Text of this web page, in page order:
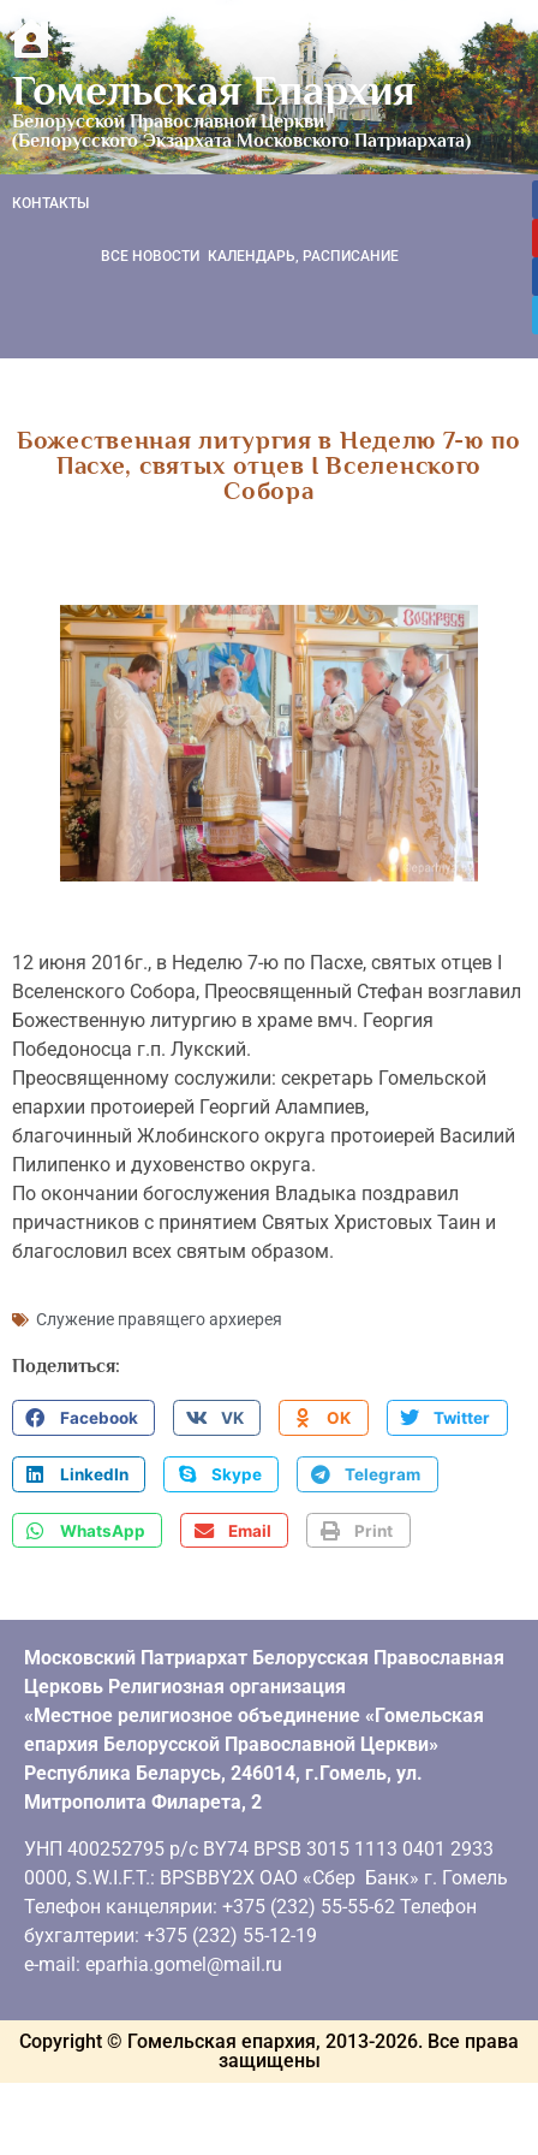
Гомельская Епархия
Белорусской Православной Церкви
(Белорусского Экзархата Московского Патриархата)
КОНТАКТЫ
ВСЕ НОВОСТИ КАЛЕНДАРЬ, РАСПИСАНИЕ
Божественная литургия в Неделю 7-ю по
Пасхе, святых отцев I Вселенского
Собора
12 июня 2016г., в Неделю 7-ю по Пасхе, святых отцев I
Вселенского Собора, Преосвященный Стефан возглавил
Божественную литургию в храме вмч. Георгия
Победоносца г.п. Лукский.
Преосвященному сослужили: секретарь Гомельской
епархии протоиерей Георгий Алампиев,
благочинный Жлобинского округа протоиерей Василий
Пилипенко и духовенство округа.
По окончании богослужения Владыка поздравил
причастников с принятием Святых Христовых Таин и
благословил всех святым образом.
Служение правящего архиерея
Поделиться:
Facebook VK OK Twitter
LinkedIn Skype Telegram
WhatsApp Email Print
Московский Патриархат Белорусская Православная
Церковь Религиозная организация
«Местное религиозное объединение «Гомельская
епархия Белорусской Православной Церкви»
Республика Беларусь, 246014, г.Гомель, ул.
Митрополита Филарета, 2
УНП 400252795 р/с BY74 BPSB 3015 1113 0401 2933
0000, S.W.I.F.T.: BPSBBY2X ОАО «Сбер Банк» г. Гомель
Телефон канцелярии: +375 (232) 55-55-62 Телефон
бухгалтерии: +375 (232) 55-12-19
e-mail: eparhia.gomel@mail.ru
Copyright © Гомельская епархия, 2013-2026. Все права
защищены